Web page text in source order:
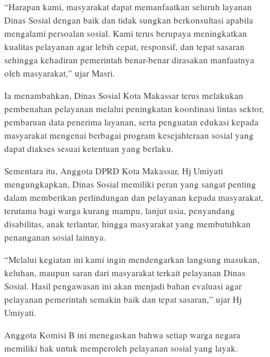
“Harapan kami, masyarakat dapat memanfaatkan seluruh layanan
Dinas Sosial dengan baik dan tidak sungkan berkonsultasi apabila
mengalami persoalan sosial. Kami terus berupaya meningkatkan
kualitas pelayanan agar lebih cepat, responsif, dan tepat sasaran
sehingga kehadiran pemerintah benar-benar dirasakan manfaatnya
oleh masyarakat,” ujar Masri.
Ia menambahkan, Dinas Sosial Kota Makassar terus melakukan
pembenahan pelayanan melalui peningkatan koordinasi lintas sektor,
pembaruan data penerima layanan, serta penguatan edukasi kepada
masyarakat mengenai berbagai program kesejahteraan sosial yang
dapat diakses sesuai ketentuan yang berlaku.
Sementara itu, Anggota DPRD Kota Makassar, Hj Umiyati
mengungkapkan, Dinas Sosial memiliki peran yang sangat penting
dalam memberikan perlindungan dan pelayanan kepada masyarakat,
terutama bagi warga kurang mampu, lanjut usia, penyandang
disabilitas, anak terlantar, hingga masyarakat yang membutuhkan
penanganan sosial lainnya.
“Melalui kegiatan ini kami ingin mendengarkan langsung masukan,
keluhan, maupun saran dari masyarakat terkait pelayanan Dinas
Sosial. Hasil pengawasan ini akan menjadi bahan evaluasi agar
pelayanan pemerintah semakin baik dan tepat sasaran,” ujar Hj
Umiyati.
Anggota Komisi B ini menegaskan bahwa setiap warga negara
memiliki hak untuk memperoleh pelayanan sosial yang layak.